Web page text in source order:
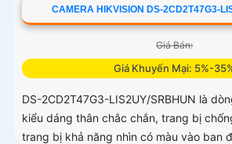
CAMERA HIKVISION DS-2CD2T47G3-
Giá Bán:
Giá Khuyến Mại: 5%-
DS-2CD2T47G3-LIS2UY/SRBHUN là
kiểu dáng thân chắc chắn, trang bị
trang bị khả năng nhìn có màu vào ban